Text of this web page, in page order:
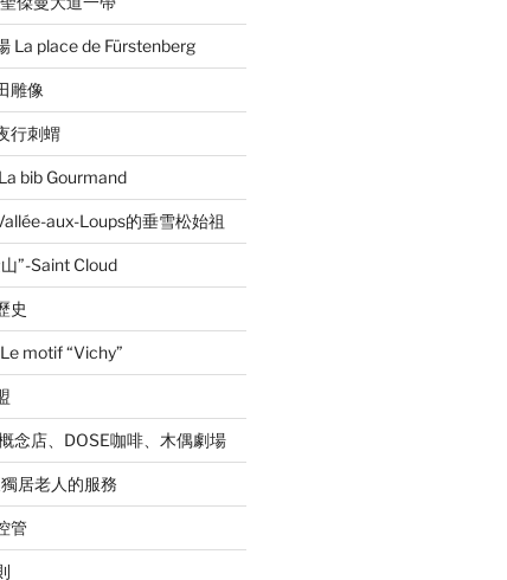
La place de Fürstenberg
雕像
行刺蝟
bib Gourmand
aux-Loups的垂雪松始祖
”-Saint Cloud
史
motif “Vichy”
念店、DOSE咖啡、木偶劇場
居老人的服務
管